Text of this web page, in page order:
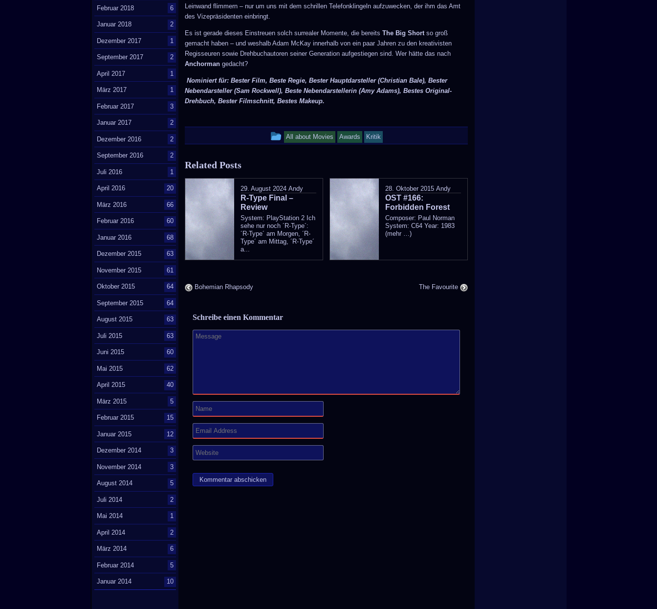
Leinwand flimmern – nur um uns mit dem schrillen Telefonklingeln aufzuwecken, der ihm das Amt
des Vizepräsidenten einbringt.
Es ist gerade dieses Einstreuen solch surrealer Momente, die bereitsThe Big Short so groß
gemacht haben – und weshalb Adam McKay innerhalb von ein paar Jahren zu den kreativisten
Regisseuren sowie Drehbuchautoren seiner Generation aufgestiegen sind. Wer hätte das nach
Anchorman gedacht?
Nominiert für: Bester Film, Beste Regie, Bester Hauptdarsteller (Christian Bale), Bester
Nebendarsteller (Sam Rockwell), Beste Nebendarstellerin (Amy Adams), Bestes Original-
Drehbuch, Bester Filmschnitt, Bestes Makeup.
This
in
All about Movies Awards Kritik
Related Posts
29. August 2024 Andy
R-Type Final –
Review
System: PlayStation 2 Ich
sehe nur noch ´R-Type´:
´R-Type´ am Morgen, ´R-
Type´ am Mittag, ´R-Type´
a...
28. Oktober 2015 Andy
OST #166:
Forbidden Forest
Composer: Paul Norman
System: C64 Year: 1983
(mehr …)
Bohemian Rhapsody The Favourite
Schreibe einen Kommentar
Februar 2018 6
Januar 2018 2
Dezember 2017 1
September 2017 2
April 2017 1
März 2017 1
Februar 2017 3
Januar 2017 2
Dezember 2016 2
September 2016 2
Juli 2016 1
April 2016 20
März 2016 66
Februar 2016 60
Januar 2016 68
Dezember 2015 63
November 2015 61
Oktober 2015 64
September 2015 64
August 2015 63
Juli 2015 63
Juni 2015 60
Mai 2015 62
April 2015 40
März 2015 5
Februar 2015 15
Januar 2015 12
Dezember 2014 3
November 2014 3
August 2014 5
Juli 2014 2
Mai 2014 1
April 2014 2
März 2014 6
Februar 2014 5
Januar 2014 10